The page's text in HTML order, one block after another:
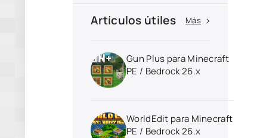
Artículos útiles Más
Gun Plus para Minecraft
PE / Bedrock 26.x
WorldEdit para Minecraft
PE / Bedrock 26.x